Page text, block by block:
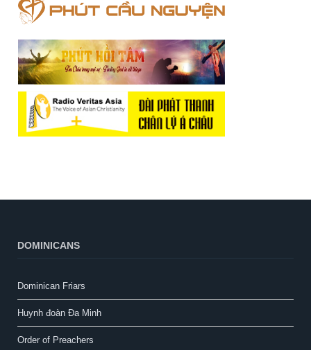
DOMINICANS
Dominican Friars
Huynh đoàn Đa Minh
Order of Preachers